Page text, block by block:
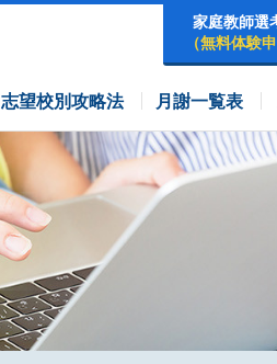
家庭教師選
（無料体験
四谷大塚コース
志望校別攻略法 月謝一覧表